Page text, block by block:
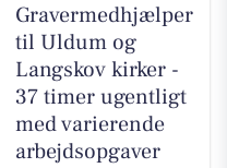
Gravermedhjælper
til Uldum og
Langskov kirker -
37 timer ugentligt
med varierende
arbejdsopgaver